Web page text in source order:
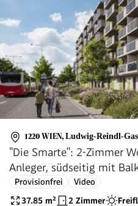
1220 WIEN, Ludwig-Reindl-Gasse
"Die Smarte": 2-Zimmer
Anleger, südseitig mit
Provisionfrei
Video
37.85 m² 2 Zimmer